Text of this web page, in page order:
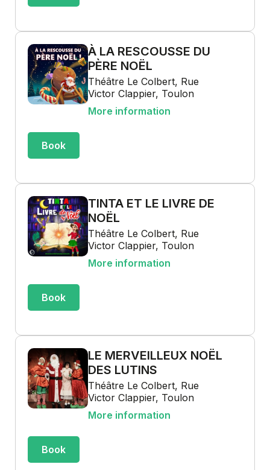
À LA RESCOUSSE DU
PÈRE NOËL
Théâtre Le Colbert, Rue
Victor Clappier, Toulon
More information
Book
TINTA ET LE LIVRE DE
NOËL
Théâtre Le Colbert, Rue
Victor Clappier, Toulon
More information
Book
LE MERVEILLEUX NOËL
DES LUTINS
Théâtre Le Colbert, Rue
Victor Clappier, Toulon
More information
Book